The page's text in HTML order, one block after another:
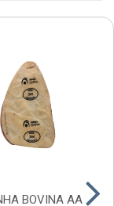
BOVINA AA